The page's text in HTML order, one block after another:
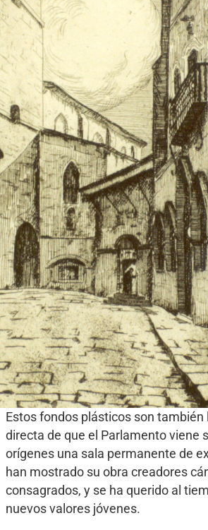
Estos fondos plásticos son también
directa de que el Parlamento viene
orígenes una sala permanente de
han mostrado su obra creadores
consagrados, y se ha querido al
nuevos valores jóvenes.